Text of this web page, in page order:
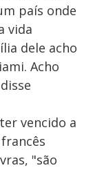
país onde
vida
dele acho
Acho
vencido a
"são